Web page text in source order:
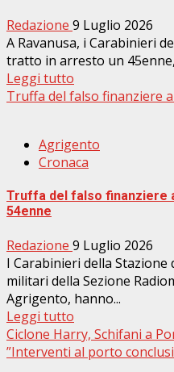
Redazione 9 Luglio 2026
A Ravanusa, i Carabinieri
tratto in arresto un
Leggi tutto
Truffa del falso finanziere
Agrigento
Cronaca
Truffa del falso finanziere
54enne
Redazione 9 Luglio 2026
I Carabinieri della Stazione
militari della Sezione
Agrigento, hanno...
Leggi tutto
Ciclone Harry, Schifani a
”Interventi al porto